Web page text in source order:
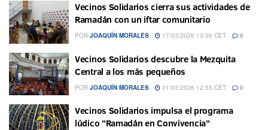
Vecinos Solidarios cierra sus actividades de
Ramadán con un iftar comunitario
POR JOAQUÍN MORALES 17/03/2026 13:00 CET 0
Vecinos Solidarios descubre la Mezquita
Central a los más pequeños
POR JOAQUÍN MORALES 01/03/2026 12:55 CET 0
Vecinos Solidarios impulsa el programa
lúdico "Ramadán en Convivencia"